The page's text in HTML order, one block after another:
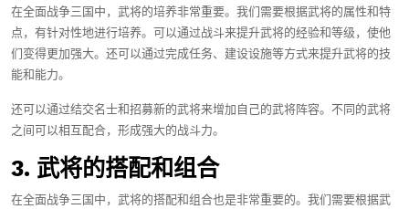
在全面战争三国中，武将的培养非常重要。我们需要根据武将的属性和特
点，有针对性地进行培养。可以通过战斗来提升武将的经验和等级，使他
们变得更加强大。还可以通过完成任务、建设设施等方式来提升武将的技
能和能力。
还可以通过结交名士和招募新的武将来增加自己的武将阵容。不同的武将
之间可以相互配合，形成强大的战斗力。
3. 武将的搭配和组合
在全面战争三国中，武将的搭配和组合也是非常重要的。我们需要根据武